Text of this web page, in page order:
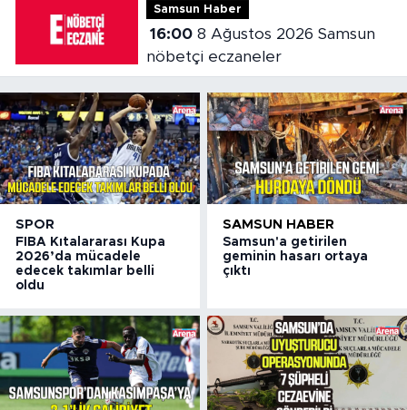
Samsun Haber
16:008 Ağustos 2026 Samsun
nöbetçi eczaneler
SPOR
FIBA Kıtalararası Kupa
2026’da mücadele
edecek takımlar belli
oldu
SAMSUN HABER
Samsun'a getirilen
geminin hasarı ortaya
çıktı